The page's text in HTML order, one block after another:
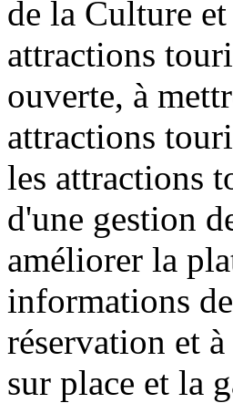
de la Culture
attractions
ouverte, à
attractions
les attractions
d'une gestion
améliorer la
informations
réservation et
sur place et la